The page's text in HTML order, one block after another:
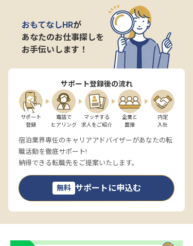
おもてなしHRが
あなたのお仕事探しを
お手伝いします！
サポート登録後の流れ
サポート
登録
電話で
ヒアリング
マッチする
求人をご紹介
企業と
面接
内定
入社
宿泊業界専任のキャリアアドバイザーがあなたの転
職活動を徹底サポート!
納得できる転職先をご提案いたします。
無料 サポートに申込む